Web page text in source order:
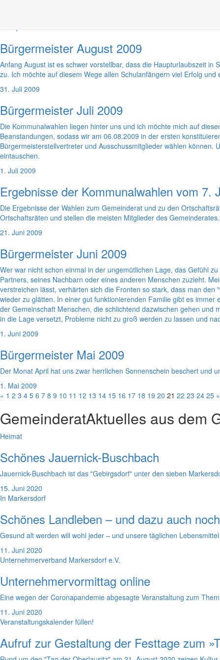
Bürgermeister August 2009
Anfang August ist es schwer vorstellbar, dass die Haupturlaubszeit
zu. Ich möchte auf diesem Wege allen Schulanfängern viel Erfolg
31. Juli 2009
Bürgermeister Juli 2009
Die Kommunalwahlen liegen hinter uns und ich möchte mich auf
Beanstandungen, sodass wir am 06.08.2009 in der ersten
Bürgermeisterstellvertreter und Ausschussmitglieder wählen
eintauschen.
1. Juli 2009
Ergebnisse der Kommunalwahlen vom 7.
Die Ergebnisse der Wahlen zum Gemeinderat und zu den
Ortschaftsräten und stellen die meisten Mitglieder des Gemeinderates.
21. Juni 2009
Bürgermeister Juni 2009
Wer war nicht schon einmal in der ungemütlichen Lage, das Gefühl
Partners, seines Nachbarn oder eines anderen Menschen zuzieht.
verstreichen lässt, verhärten sich die Fronten so stark, dass man
wieder zu glätten. In einer gut funktionierenden Familie gibt es
der Gemeinschaft Menschen, die schlichtend dazwischen gehen
in die Lage versetzt, Probleme nicht zu groß werden zu lassen und
1. Juni 2009
Bürgermeister Mai 2009
Der Monat April hat uns zwar herrlichen Sonnenschein beschert und
1. Mai 2009
« 1 2 3 4 5 6 7 8 9 10 11 12 13 14 15 16 17 18 19 20 21 22 23 24 25 »
GemeinderatAktuelles aus dem
Heimat
Schönes Jauernick-Buschbach
Jauernick-Buschbach ist das "Gebirgsdorf" unter den sieben
15. Juni 2020
In Markersdorf
Schönes Landleben – und dazu auch
Gesund alt werden will wohl jeder – und unsere täglichen
11. Juni 2020
Unternehmerverband Markersdorf e.V.
Unternehmervormittag online
Eine wegen der Coronapandemie abgesagte Veranstaltung zum
11. Juni 2020
Veranstaltungskalender füllen!
Aufruf zur Gestaltung der Festtage zum